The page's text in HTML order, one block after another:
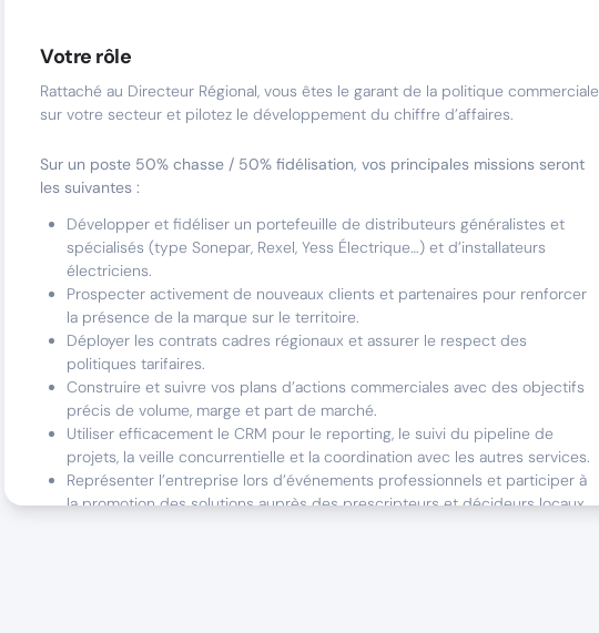
Votre rôle
Rattaché au Directeur Régional, vous êtes le garant de la politique commerciale
sur votre secteur et pilotez le développement du chiffre d’affaires.
Sur un poste 50% chasse / 50% fidélisation, vos principales missions seront
les suivantes :
Développer et fidéliser un portefeuille de distributeurs généralistes et
spécialisés (type Sonepar, Rexel, Yess Électrique…) et d’installateurs
électriciens.
Prospecter activement de nouveaux clients et partenaires pour renforcer
la présence de la marque sur le territoire.
Déployer les contrats cadres régionaux et assurer le respect des
politiques tarifaires.
Construire et suivre vos plans d’actions commerciales avec des objectifs
précis de volume, marge et part de marché.
Utiliser efficacement le CRM pour le reporting, le suivi du pipeline de
projets, la veille concurrentielle et la coordination avec les autres services.
Représenter l’entreprise lors d’événements professionnels et participer à
la promotion des solutions auprès des prescripteurs et décideurs locaux.